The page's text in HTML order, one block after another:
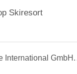
Skiresort
International GmbH.